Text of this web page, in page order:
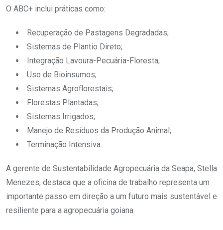
O ABC+ inclui práticas como:
Recuperação de Pastagens Degradadas;
Sistemas de Plantio Direto;
Integração Lavoura-Pecuária-Floresta;
Uso de Bioinsumos;
Sistemas Agroflorestais;
Florestas Plantadas;
Sistemas Irrigados;
Manejo de Resíduos da Produção Animal;
Terminação Intensiva.
A gerente de Sustentabilidade Agropecuária da Seapa, Stella
Menezes, destaca que a oficina de trabalho representa um
importante passo em direção a um futuro mais sustentável e
resiliente para a agropecuária goiana.